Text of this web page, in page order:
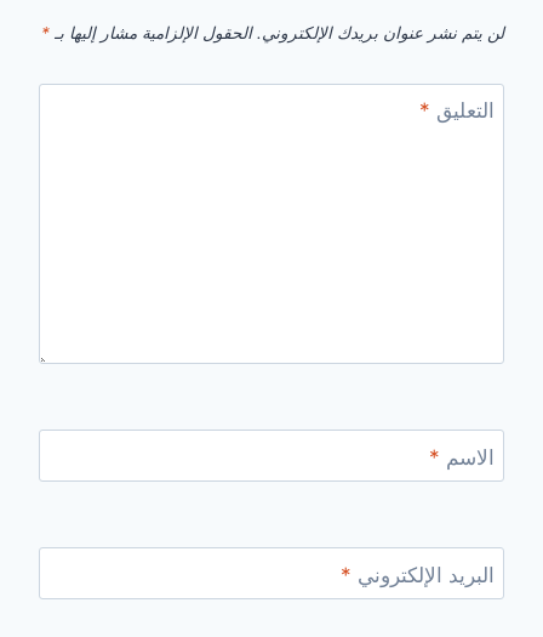
لن يتم نشر عنوان بريدك الإلكتروني. الحقول الإلزامية مشار إليها بـ *
التعليق *
الاسم *
البريد الإلكتروني *